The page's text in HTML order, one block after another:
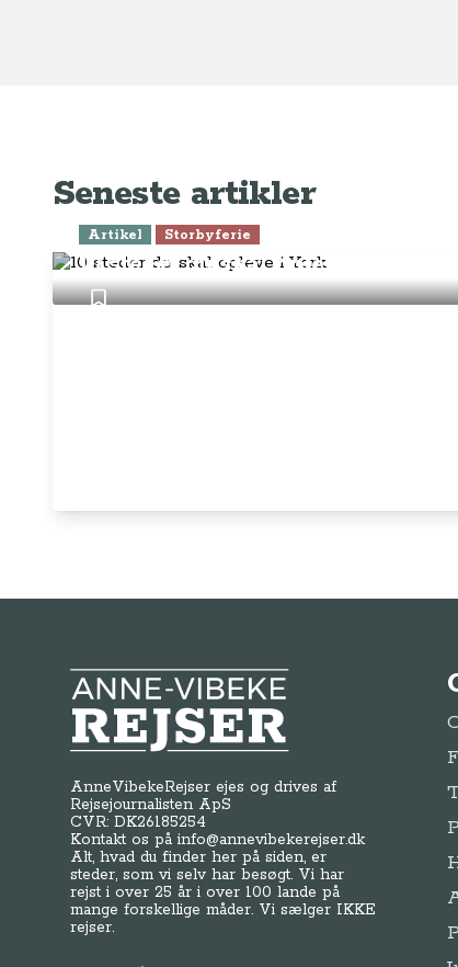
Seneste artikler
Artikel Storbyferie
10 steder du skal opleve i York
Anne-Vibeke Rejser
AnneVibekeRejser ejes og drives af
Rejsejournalisten ApS
CVR: DK26185254
Kontakt os påinfo@annevibekerejser.dk
Alt, hvad du finder her på siden, er
steder, som vi selv har besøgt. Vi har
rejst i over 25 år i over 100 lande på
mange forskellige måder. Vi sælger IKKE
rejser.